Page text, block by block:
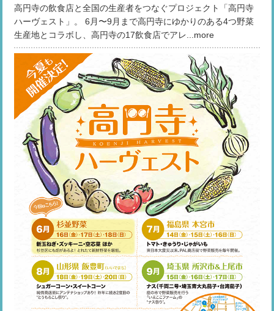
高円寺の飲食店と全国の生産者をつなぐプロジェクト「高円寺
ハーヴェスト」。 6月〜9月まで高円寺にゆかりのある4つ野菜
生産地とコラボし、高円寺の17飲食店でアレ...more